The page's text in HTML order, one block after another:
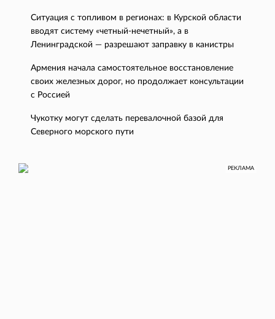
Ситуация с топливом в регионах: в Курской области
вводят систему «четный-нечетный», а в
Ленинградской — разрешают заправку в канистры
Армения начала самостоятельное восстановление
своих железных дорог, но продолжает консультации
с Россией
Чукотку могут сделать перевалочной базой для
Северного морского пути
РЕКЛАМА